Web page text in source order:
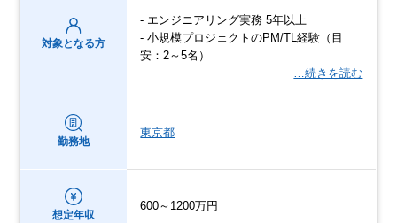
対象となる方
- エンジニアリング実務 5年以上
- 小規模プロジェクトのPM/TL経験（目
安：2～5名）
…続きを読む
勤務地
東京都
想定年収
600～1200万円